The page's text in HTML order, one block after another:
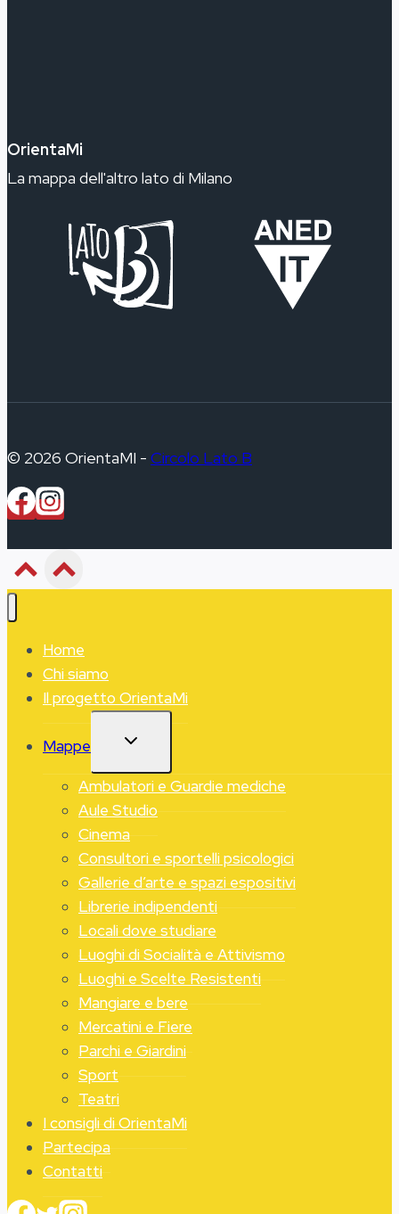
OrientaMi
La mappa dell'altro lato di Milano
© 2026 OrientaMI - Circolo Lato B
Home
Chi siamo
Il progetto OrientaMi
Mappe ALTERNA
FIGLIO
Ambulatori e Guardie mediche
Aule Studio
Cinema
Consultori e sportelli psicologici
Gallerie d’arte e spazi espositivi
Librerie indipendenti
Locali dove studiare
Luoghi di Socialità e Attivismo
Luoghi e Scelte Resistenti
Mangiare e bere
Mercatini e Fiere
Parchi e Giardini
Sport
Teatri
I consigli di OrientaMi
Partecipa
Contatti